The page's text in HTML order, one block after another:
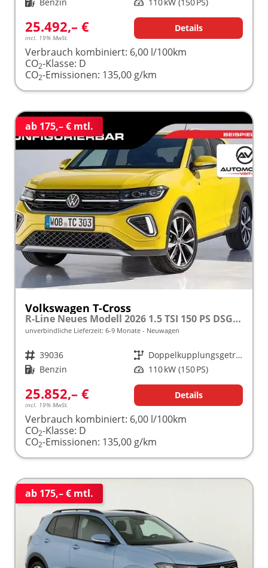
25.492,– €
incl. 19% MwSt.
Details
Verbrauch kombiniert: 6,00 l/100km
CO2-Klasse: D
CO2-Emissionen: 135,00 g/km
ab 175,– € mtl.
Volkswagen T-Cross
R-Line Neues Modell 2026 1.5 TSI 150 PS DSG 17" Alu, LED-Scheinwerfer, Adaptiver Tempomat ACC, Parksensoren vo/hi, Radio "Ready2Discover", Wireless App-Connect, Klima, M-Lederlenkrad, Digitales Cockpit, Müdigkeitserkennung, Stoßfänger im R-Design
unverbindliche Lieferzeit: 6-9 Monate Neuwagen
Fahrzeugnr. 39036 Getriebe
Doppelkupplungsgetriebe (DSG)
Kraftstoff Benzin Leistung 110 kW (150 PS)
25.852,– €
incl. 19% MwSt.
Details
Verbrauch kombiniert: 6,00 l/100km
CO2-Klasse: D
CO2-Emissionen: 135,00 g/km
ab 175,– € mtl.